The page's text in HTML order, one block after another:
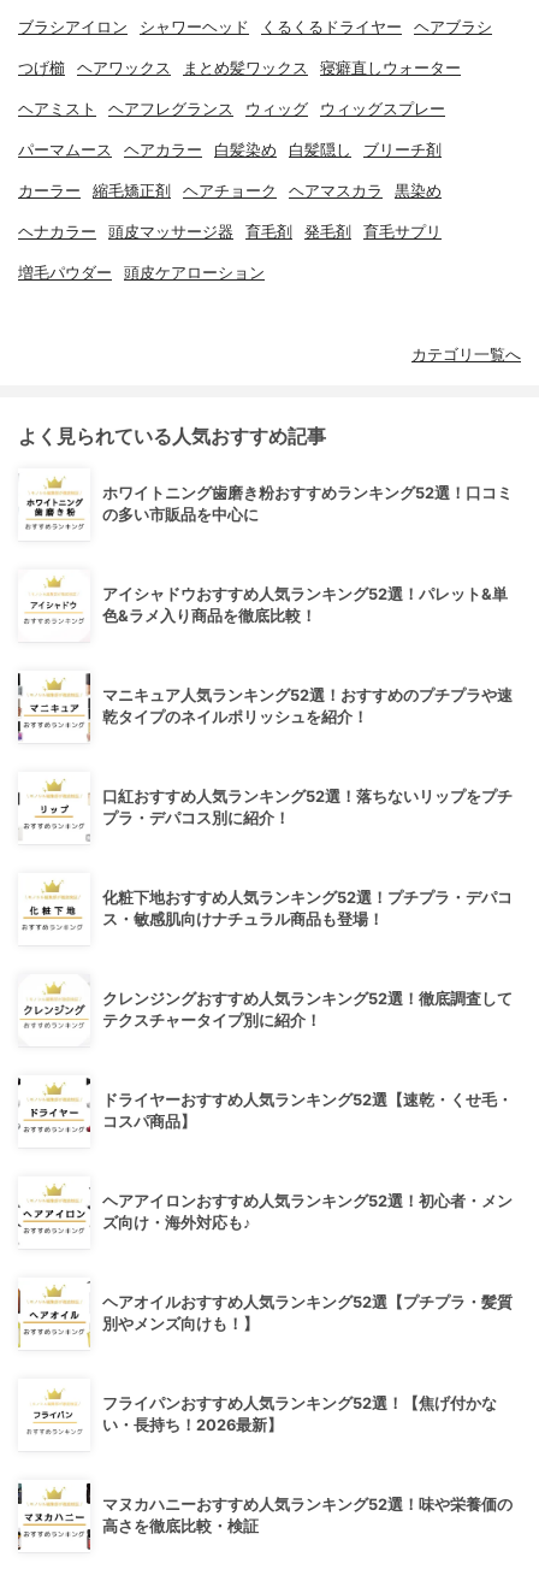
ブラシアイロン シャワーヘッド くるくるドライヤー ヘアブラシ
つげ櫛 ヘアワックス まとめ髪ワックス 寝癖直しウォーター
ヘアミスト ヘアフレグランス ウィッグ ウィッグスプレー
パーマムース ヘアカラー 白髪染め 白髪隠し ブリーチ剤
カーラー 縮毛矯正剤 ヘアチョーク ヘアマスカラ 黒染め
ヘナカラー 頭皮マッサージ器 育毛剤 発毛剤 育毛サプリ
増毛パウダー 頭皮ケアローション
カテゴリ一覧へ
よく見られている人気おすすめ記事
ホワイトニング歯磨き粉おすすめランキング52選！口コミ
の多い市販品を中心に
アイシャドウおすすめ人気ランキング52選！パレット&単
色&ラメ入り商品を徹底比較！
マニキュア人気ランキング52選！おすすめのプチプラや速
乾タイプのネイルポリッシュを紹介！
口紅おすすめ人気ランキング52選！落ちないリップをプチ
プラ・デパコス別に紹介！
化粧下地おすすめ人気ランキング52選！プチプラ・デパコ
ス・敏感肌向けナチュラル商品も登場！
クレンジングおすすめ人気ランキング52選！徹底調査して
テクスチャータイプ別に紹介！
ドライヤーおすすめ人気ランキング52選【速乾・くせ毛・
コスパ商品】
ヘアアイロンおすすめ人気ランキング52選！初心者・メン
ズ向け・海外対応も♪
ヘアオイルおすすめ人気ランキング52選【プチプラ・髪質
別やメンズ向けも！】
フライパンおすすめ人気ランキング52選！【焦げ付かな
い・長持ち！2026最新】
マヌカハニーおすすめ人気ランキング52選！味や栄養価の
高さを徹底比較・検証